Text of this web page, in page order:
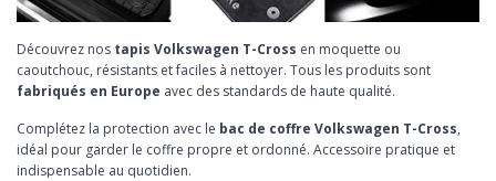
Découvrez nos tapis Volkswagen T-Cross en moquette ou
caoutchouc, résistants et faciles à nettoyer. Tous les produits sont
fabriqués en Europe avec des standards de haute qualité.
Complétez la protection avec le bac de coffre Volkswagen T-Cross,
idéal pour garder le coffre propre et ordonné. Accessoire pratique et
indispensable au quotidien.